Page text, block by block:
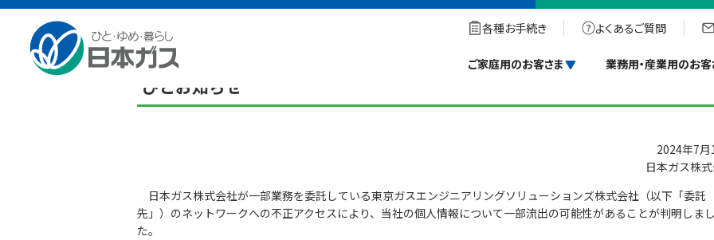
各種お手続き よくあるご質問
ご家庭用のお客さま 業務用・産業用のお客
当社の業務委託先への不正アクセスによる 個人情報流出の可能性についてお詫びとお知らせ
当社の業務委託先への不正アクセスによる 個人情報流出の可能性について
びとお知らせ
2024年7
日本ガス株
日本ガス株式会社が一部業務を委託している東京ガスエンジニアリングソリューションズ株式会社（以下「委託
先」）のネットワークへの不正アクセスにより、当社の個人情報について一部流出の可能性があることが判明しま
た。